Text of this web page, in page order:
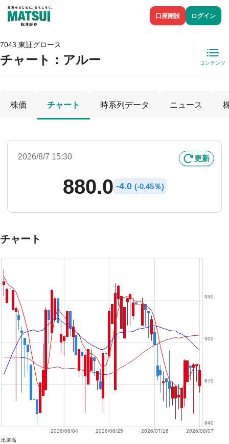
口座開設 ログイン
7043 東証グロース
チャート： アルー コンテンツ
株価 チャート 時系列データ ニュース
2026/8/7 15:30 更新
880.0 -4.0 (-0.45％)
チャート
2026/08/07
2026/07/16
2026/06/25
2026/06/04
840
870
900
930
出来高